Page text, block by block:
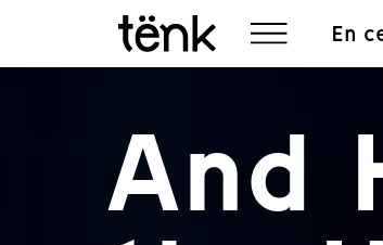
En
And